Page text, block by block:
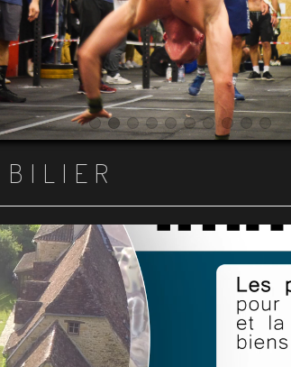
Item 1
Item 2
Item 3
Item 4
Item 5
Item 6
Item 7
Item 8
Item 9